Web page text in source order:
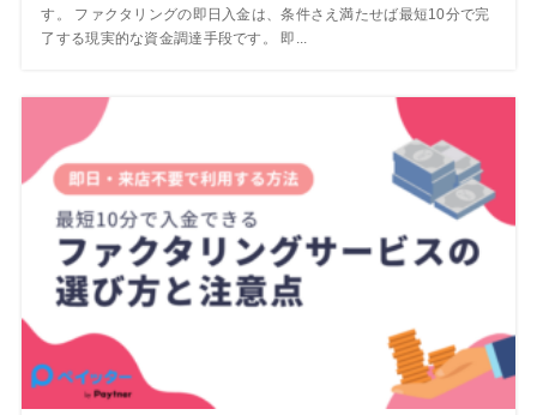
す。 ファクタリングの即日入金は、条件さえ満たせば最短10分で完
了する現実的な資金調達手段です。 即...